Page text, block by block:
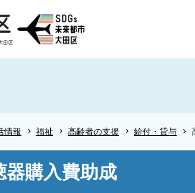
情報 福祉 高齢者の支援 給付・貸与
器購入費助成